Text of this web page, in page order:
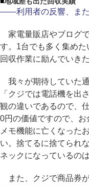
――利用者の反響、また
家電量販店やブログ
す。1台でも多く集め
回収作業に励んでいき
我々が期待していた
「クジでは電話機を出
観の違いであるので、
0円の価値ですので、
メモ機能に亡くなった
い。捨てるに捨てられ
ネックになっているの
また、クジで商品券